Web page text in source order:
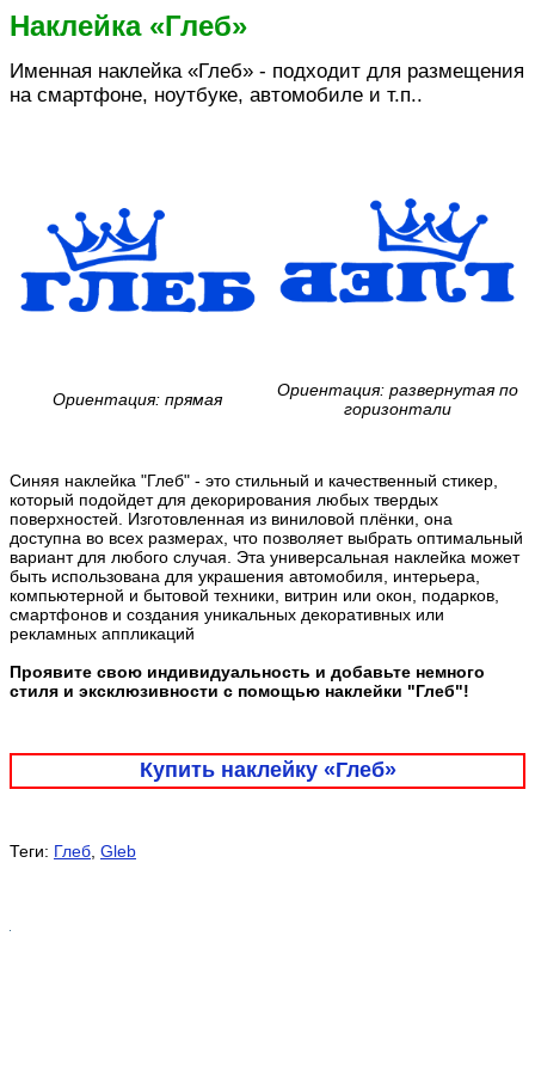
Наклейка «Глеб»
Именная наклейка «Глеб» - подходит для размещения
на смартфоне, ноутбуке, автомобиле и т.п..
Ориентация: прямая
Ориентация: развернутая по
горизонтали
Синяя наклейка "Глеб" - это стильный и качественный стикер,
который подойдет для декорирования любых твердых
поверхностей. Изготовленная из виниловой плёнки, она
доступна во всех размерах, что позволяет выбрать оптимальный
вариант для любого случая. Эта универсальная наклейка может
быть использована для украшения автомобиля, интерьера,
компьютерной и бытовой техники, витрин или окон, подарков,
смартфонов и создания уникальных декоративных или
рекламных аппликаций
Проявите свою индивидуальность и добавьте немного
стиля и эксклюзивности с помощью наклейки "Глеб"!
Купить наклейку «Глеб»
Теги: Глеб Gleb